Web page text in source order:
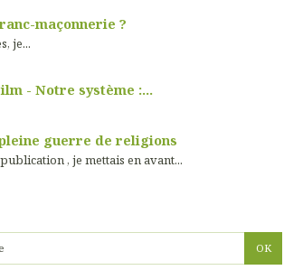
maçonnerie ?
je...
- Notre système :...
guerre de religions
, je mettais en avant...